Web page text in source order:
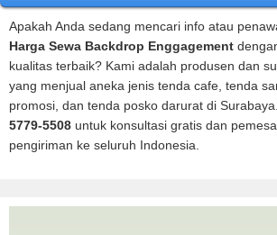
Apakah Anda sedang mencari info atau
Harga Sewa Backdrop Enggagement
kualitas terbaik? Kami adalah produsen dan
yang menjual aneka jenis tenda cafe, tenda
promosi, dan tenda posko darurat di
5779-5508 untuk konsultasi gratis dan
pengiriman ke seluruh Indonesia.